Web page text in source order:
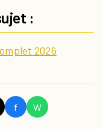
:
2026
f W